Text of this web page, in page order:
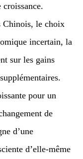
croissance.
Chinois, le choix
incertain, la
sur les gains
pour un
de
d’une
d’elle-même